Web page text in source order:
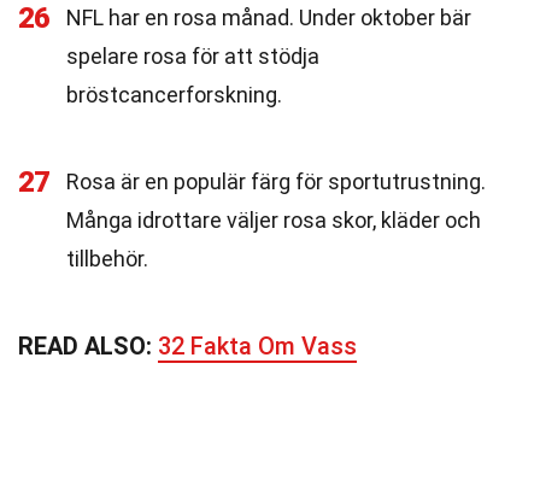
26
NFL har en rosa månad. Under oktober bär
spelare rosa för att stödja
bröstcancerforskning.
27
Rosa är en populär färg för sportutrustning.
Många idrottare väljer rosa skor, kläder och
tillbehör.
READ ALSO: 32 Fakta Om Vass